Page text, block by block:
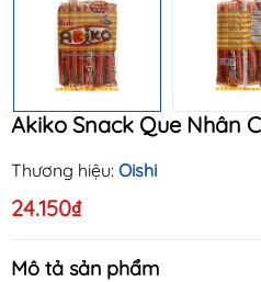
Akiko Snack Que Nhân
Thương hiệu: Oishi
24.150₫
Mô tả sản phẩm